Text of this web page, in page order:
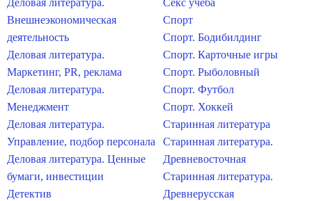
Деловая литература.
Внешнеэкономическая
деятельность
Деловая литература.
Маркетинг, PR, реклама
Деловая литература.
Менеджмент
Деловая литература.
Управление, подбор персонала
Деловая литература. Ценные
бумаги, инвестиции
Детектив
Секс учеба
Спорт
Спорт. Бодибилдинг
Спорт. Карточные игры
Спорт. Рыболовный
Спорт. Футбол
Спорт. Хоккей
Старинная литература
Старинная литература.
Древневосточная
Старинная литература.
Древнерусская